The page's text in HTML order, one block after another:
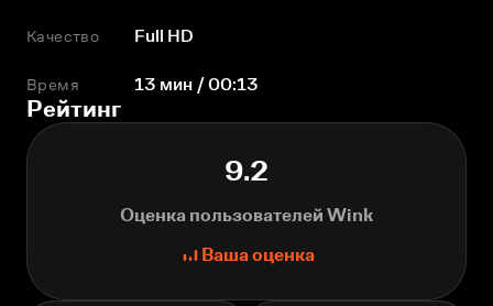
Качество Full HD
Время 13 мин / 00:13
Рейтинг
9.2
Оценка пользователей Wink
Ваша оценка